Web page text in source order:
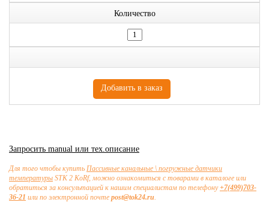
Количество
Запросить manual или тех.описание
Для того чтобы купить Пассивные канальные \ погружные датчики
температуры STK 2 KoRf, можно ознакомиться с товарами в каталоге или
обратиться за консультацией к нашим специалистам по телефону+7(499)703-
36-21 или по электронной почте post@tok24.ru.